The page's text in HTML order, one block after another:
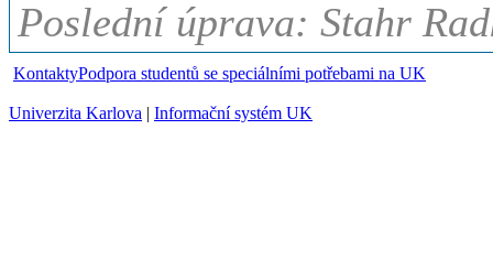
Poslední úprava: Stahr
KontaktyPodpora studentů se speciálními potřebami na UK
Univerzita Karlova | Informační systém UK